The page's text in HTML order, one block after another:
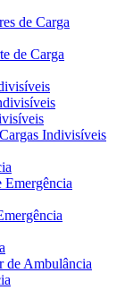
de Carga
de Carga
Indivisíveis
Emergência
de Ambulância